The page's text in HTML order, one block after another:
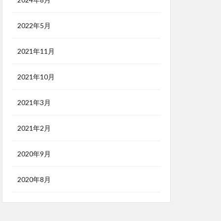
2022年5月
2021年11月
2021年10月
2021年3月
2021年2月
2020年9月
2020年8月